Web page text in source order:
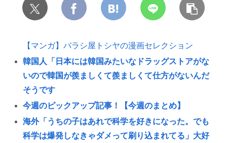
【マンガ】バラシ屋トシヤの漫画セレクション
韓国人「日本には韓国みたいなドラッグストアがな
いので韓国が羨ましくて羨ましくて仕方がないんだ
そうです
今週のピックアップ記事！【今週のまとめ】
海外「うちの子はあれで科学を好きになった。でも
科学は爆発しなきゃダメって刷り込まれてる」大好